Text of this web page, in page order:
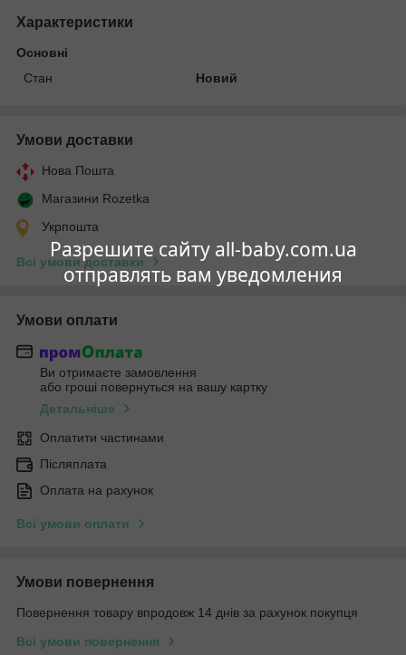
Разрешите сайту all-baby.com.ua
отправлять вам уведомления
Характеристики
Основні
Стан
Новий
Умови доставки
Нова Пошта
Магазини Rozetka
Укрпошта
Всі умови доставки
Умови оплати
Ви отримаєте замовлення
або гроші повернуться на вашу картку
Детальніше
Оплатити частинами
Післяплата
Оплата на рахунок
Всі умови оплати
Умови повернення
Повернення товару впродовж 14 днів за рахунок покупця
Всі умови повернення